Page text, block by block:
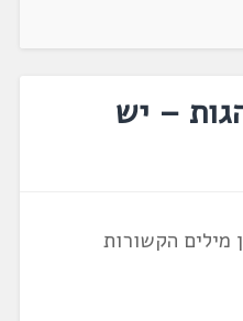
– יש
מילים הקשורות